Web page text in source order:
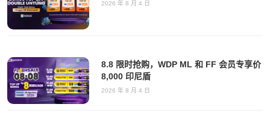
2026 年 8 月 4 日
8.8 限时抢购，WDP ML 和 FF 会员专享价
8,000 印尼盾
2026 年 8 月 4 日